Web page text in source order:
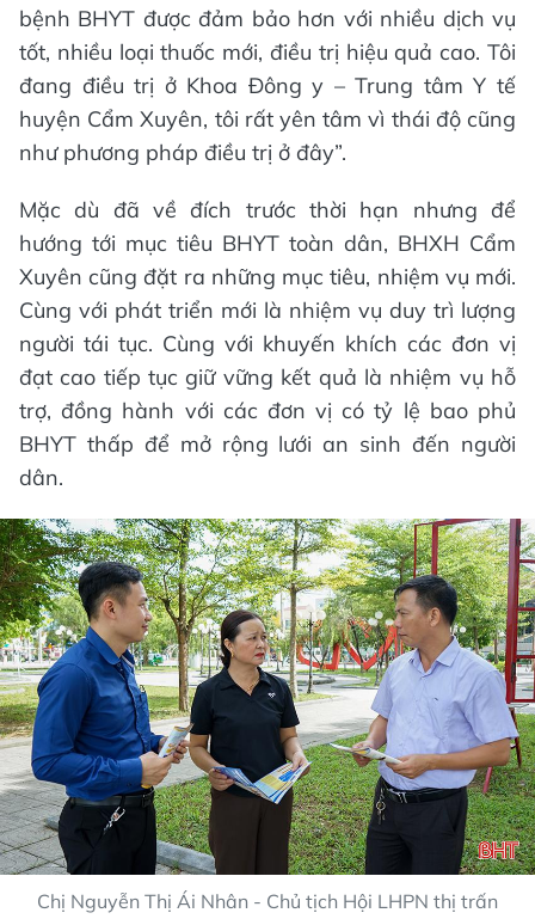
bệnh BHYT được đảm bảo hơn với nhiều dịch vụ
tốt, nhiều loại thuốc mới, điều trị hiệu quả cao. Tôi
đang điều trị ở Khoa Đông y – Trung tâm Y tế
huyện Cẩm Xuyên, tôi rất yên tâm vì thái độ cũng
như phương pháp điều trị ở đây”.
Mặc dù đã về đích trước thời hạn nhưng để
hướng tới mục tiêu BHYT toàn dân, BHXH Cẩm
Xuyên cũng đặt ra những mục tiêu, nhiệm vụ mới.
Cùng với phát triển mới là nhiệm vụ duy trì lượng
người tái tục. Cùng với khuyến khích các đơn vị
đạt cao tiếp tục giữ vững kết quả là nhiệm vụ hỗ
trợ, đồng hành với các đơn vị có tỷ lệ bao phủ
BHYT thấp để mở rộng lưới an sinh đến người
dân.
Chị Nguyễn Thị Ái Nhân - Chủ tịch Hội LHPN thị trấn